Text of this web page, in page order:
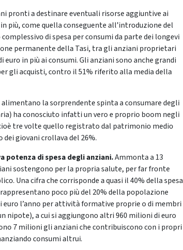
pronti a destinare eventuali risorse aggiuntive ai
più, come quella conseguente all’introduzione del
di spesa per consumi da parte dei longevi
permanente della Tasi, tra gli anziani proprietari
in più ai consumi. Gli anziani sono anche grandi
gli acquisti, contro il 51% riferito alla media della
la sorprendente spinta a consumare degli
ha conosciuto infatti un vero e proprio boom negli
tre volte quello registrato dal patrimonio medio
giovani crollava del 26%.
di spesa degli anziani.Ammonta a 13
sostengono per la propria salute, per far fronte
Una cifra che corrisponde a quasi il 40% della spesa
poco più del 20% della popolazione
l’anno per attività formative proprie o di membri
nipote), a cui si aggiungono altri 960 milioni di euro
7 milioni gli anziani che contribuiscono con i propri
consumi altrui.